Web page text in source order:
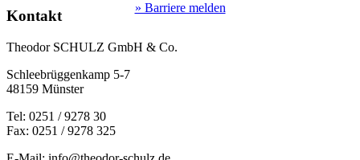
» Barriere melden
Kontakt
Theodor SCHULZ GmbH & Co.
Schleebrüggenkamp 5-7
48159 Münster
Tel: 0251 / 9278 30
Fax: 0251 / 9278 325